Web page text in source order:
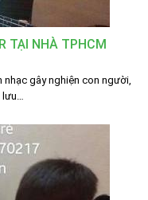
TẠI NHÀ TPHCM
nhạc gây nghiện con người,
lưu…